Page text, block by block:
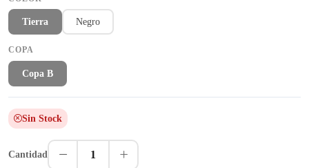
Tierra Negro
COPA
Copa B
Sin Stock
Cantidad 1